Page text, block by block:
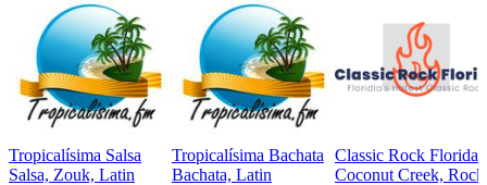
Tropicalísima Salsa
Salsa, Zouk, Latin
Tropicalísima Bachata
Bachata, Latin
Classic Rock Florida
Coconut Creek,